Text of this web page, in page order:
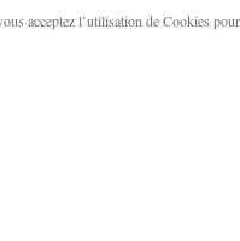
acceptez l’utilisation de Cookies